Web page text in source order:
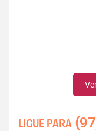
LIGUE PARA